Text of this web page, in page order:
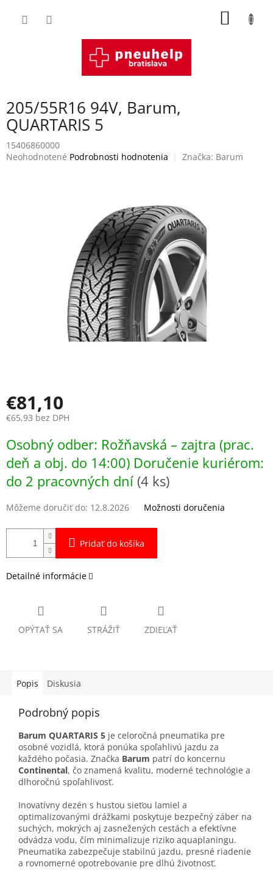
205/55R16 94V, Barum,
QUARTARIS 5
15406860000
Priemerné
Neohodnotené Podrobnosti hodnotenia Značka: Barum
€81,10
€65,93 bez DPH
cena:
Osobný odber: Rožňavská – zajtra (prac.
deň a obj. do 14:00) Doručenie kuriérom:
do 2 pracovných dní (4 ks)
Môžeme doručiť do: 12.8.2026 Možnosti doručenia
Pridať do košíka
Detailné informácie
OPÝTAŤ SA STRÁŽIŤ ZDIEĽAŤ
Popis Diskusia
Podrobný popis
Barum QUARTARIS 5 je celoročná pneumatika pre
osobné vozidlá, ktorá ponúka spoľahlivú jazdu za
každého počasia. Značka Barum patrí do koncernu
Continental, čo znamená kvalitu, moderné technológie a
dlhoročnú spoľahlivosť.
Inovatívny dezén s hustou sieťou lamiel a
optimalizovanými drážkami poskytuje bezpečný záber na
suchých, mokrých aj zasnežených cestách a efektívne
odvádza vodu, čím minimalizuje riziko aquaplaningu.
Pneumatika zabezpečuje stabilnú jazdu, presné riadenie
a rovnomerné opotrebovanie pre dlhú životnosť.